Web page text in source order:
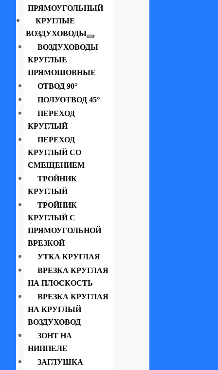
ПРЯМОУГОЛЬНЫЙ
КРУГЛЫЕ
ВОЗДУХОВОДЫ
ВОЗДУХОВОДЫ
КРУГЛЫЕ
ПРЯМОШОВНЫЕ
ОТВОД 90°
ПОЛУОТВОД 45°
ПЕРЕХОД
КРУГЛЫЙ
ПЕРЕХОД
КРУГЛЫЙ СО
СМЕЩЕНИЕМ
ТРОЙНИК
КРУГЛЫЙ
ТРОЙНИК
КРУГЛЫЙ С
ПРЯМОУГОЛЬНОЙ
ВРЕЗКОЙ
УТКА КРУГЛАЯ
ВРЕЗКА КРУГЛАЯ
НА ПЛОСКОСТЬ
ВРЕЗКА КРУГЛАЯ
НА КРУГЛЫЙ
ВОЗДУХОВОД
ЗОНТ НА
НИППЕЛЕ
ЗАГЛУШКА